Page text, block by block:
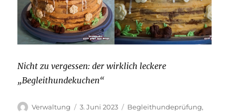
Nicht zu vergessen: der wirklich leckere
„Begleithundekuchen“
Autor
Verwaltung
Veröffentlicht
3. Juni 2023 Kategorien
Begleithundeprüfung,